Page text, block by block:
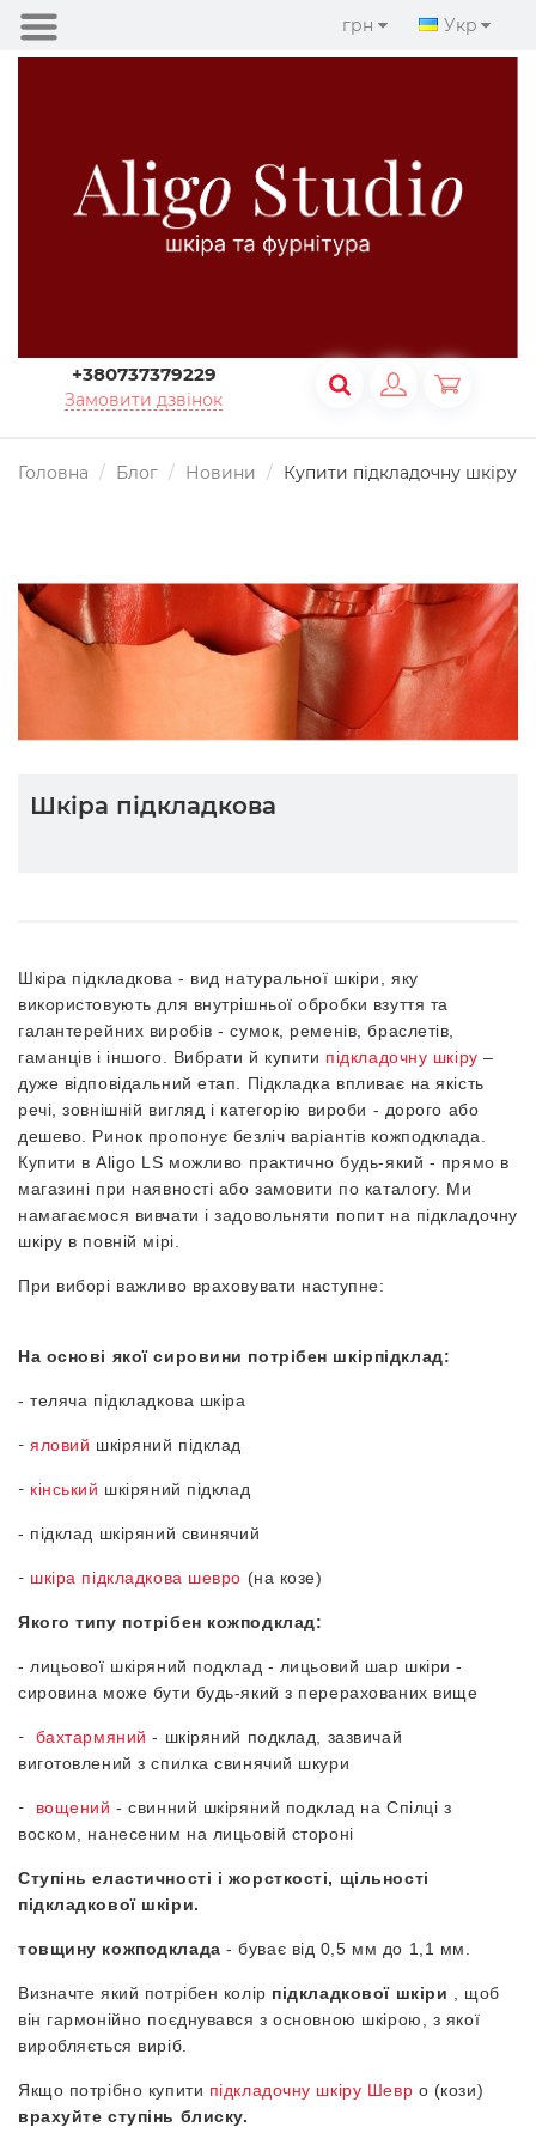
грн Укр
+380737379229
Замовити дзвінок
Головна Блог Новини Купити підкладочну шкіру
Шкіра підкладкова
Шкіра підкладкова - вид натуральної шкіри, яку
використовують для внутрішньої обробки взуття та
галантерейних виробів - сумок, ременів, браслетів,
гаманців і іншого. Вибрати й купити підкладочну шкіру –
дуже відповідальний етап. Підкладка впливає на якість
речі, зовнішній вигляд і категорію вироби - дорого або
дешево. Ринок пропонує безліч варіантів кожподклада.
Купити вAligo LS можливо практично будь-який - прямо в
магазині при наявності або замовити по каталогу. Ми
намагаємося вивчати і задовольняти попит на підкладочну
шкіру в повній мірі.
При виборі важливо враховувати наступне:
На основі якої сировини потрібен шкірпідклад:
- теляча підкладкова шкіра
-яловий шкіряний підклад
- кінський шкіряний підклад
- підклад шкіряний свинячий
- шкіра підкладкова шевро (на козе)
Якого типу потрібен кожподклад:
- лицьової шкіряний подклад - лицьовий шар шкіри -
сировина може бути будь-який з перерахованих вище
- бахтармяний- шкіряний подклад, зазвичай
виготовлений з спилка свинячий шкури
- вощений- свинний шкіряний подклад на Спілці з
воском, нанесеним на лицьовій стороні
Ступінь еластичності і жорсткості, щільності
підкладкової шкіри.
товщину кожподклада- буває від 0,5 мм до 1,1 мм.
Визначте який потрібен колір підкладкової шкіри
, щоб
він гармонійно поєднувався з основною шкірою, з якої
виробляється виріб.
Якщо потрібно купити підкладочну шкіру Шевр о (кози)
врахуйте ступінь блиску.